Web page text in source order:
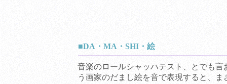
■DA・MA・SHI・絵
音楽のロールシャッハテスト、とでも言
う画家のだまし絵を音で表現すると、